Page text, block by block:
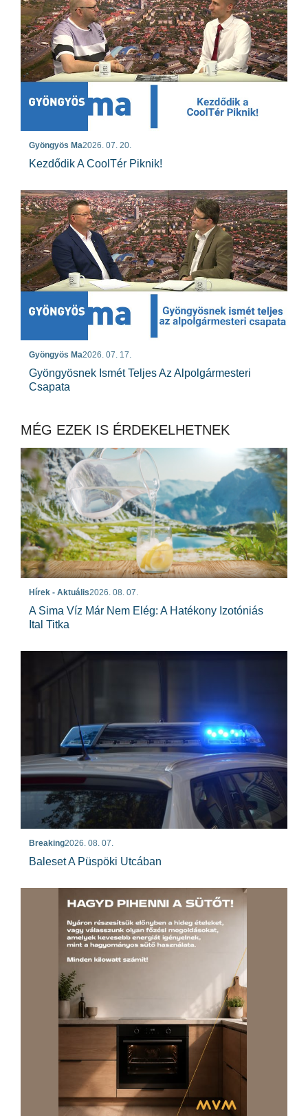
Gyöngyös Ma2026. 07. 20.
Kezdődik A CoolTér Piknik!
Gyöngyös Ma2026. 07. 17.
Gyöngyösnek Ismét Teljes Az Alpolgármesteri
Csapata
MÉG EZEK IS ÉRDEKELHETNEK
Hírek - Aktuális2026. 08. 07.
A Sima Víz Már Nem Elég: A Hatékony Izotóniás
Ital Titka
Breaking2026. 08. 07.
Baleset A Püspöki Utcában